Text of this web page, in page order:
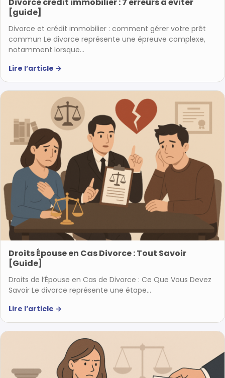
Divorce crédit immobilier : 7 erreurs à éviter
[guide]
Divorce et crédit immobilier : comment gérer votre prêt
commun Le divorce représente une épreuve complexe,
notamment lorsque…
Lire l’article →
Droits Épouse en Cas Divorce : Tout Savoir
[Guide]
Droits de l’Épouse en Cas de Divorce : Ce Que Vous Devez
Savoir Le divorce représente une étape…
Lire l’article →